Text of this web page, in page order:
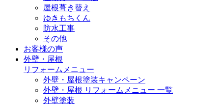
屋根葺き替え
ゆきもちくん
防水工事
その他
お客様の声
外壁・屋根
リフォームメニュー
外壁・屋根塗装キャンペーン
外壁・屋根 リフォームメニュー 一覧
外壁塗装